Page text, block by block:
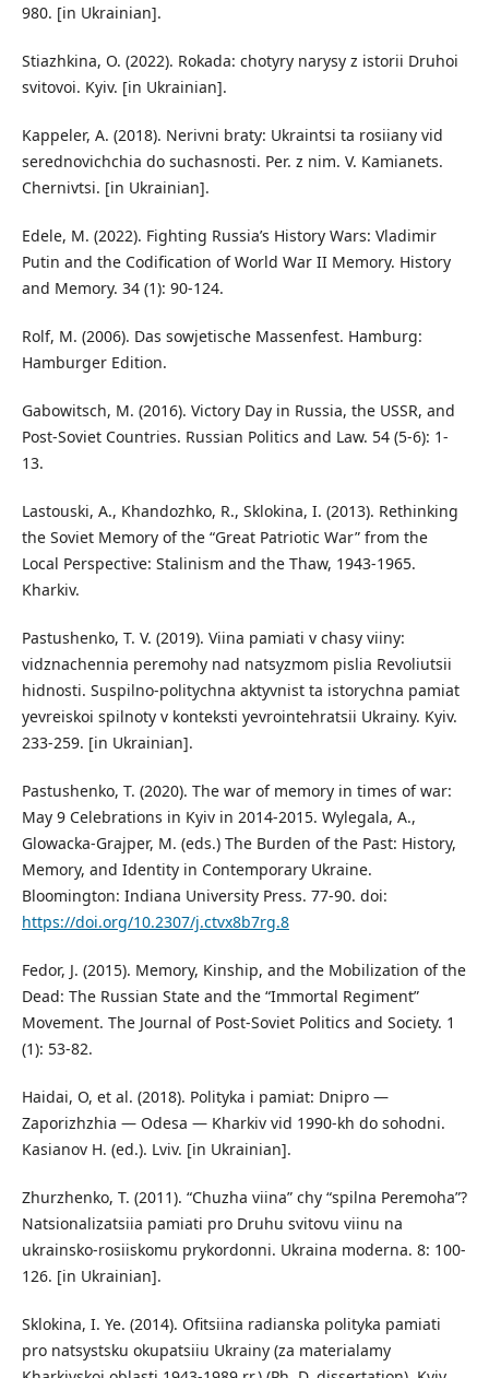
980. [in Ukrainian].
Stiazhkina, O. (2022). Rokada: chotyry narysy z istorii Druhoi
svitovoi. Kyiv. [in Ukrainian].
Kappeler, A. (2018). Nerivni braty: Ukraintsi ta rosiiany vid
serednovichchia do suchasnosti. Per. z nim. V. Kamianets.
Chernivtsi. [in Ukrainian].
Edele, M. (2022). Fighting Russia’s History Wars: Vladimir
Putin and the Codification of World War II Memory. History
and Memory. 34 (1): 90-124.
Rolf, M. (2006). Das sowjetische Massenfest. Hamburg:
Hamburger Edition.
Gabowitsch, M. (2016). Victory Day in Russia, the USSR, and
Post-Soviet Countries. Russian Politics and Law. 54 (5-6): 1-
13.
Lastouski, A., Khandozhko, R., Sklokina, I. (2013). Rethinking
the Soviet Memory of the “Great Patriotic War” from the
Local Perspective: Stalinism and the Thaw, 1943-1965.
Kharkiv.
Pastushenko, T. V. (2019). Viina pamiati v chasy viiny:
vidznachennia peremohy nad natsyzmom pislia Revoliutsii
hidnosti. Suspilno-politychna aktyvnist ta istorychna pamiat
yevreiskoi spilnoty v konteksti yevrointehratsii Ukrainy. Kyiv.
233-259. [in Ukrainian].
Pastushenko, T. (2020). The war of memory in times of war:
May 9 Celebrations in Kyiv in 2014-2015. Wylegala, A.,
Glowacka-Grajper, M. (eds.) The Burden of the Past: History,
Memory, and Identity in Contemporary Ukraine.
Bloomington: Indiana University Press. 77-90. doi:
https://doi.org/10.2307/j.ctvx8b7rg.8
Fedor, J. (2015). Memory, Kinship, and the Mobilization of the
Dead: The Russian State and the “Immortal Regiment”
Movement. The Journal of Post-Soviet Politics and Society. 1
(1): 53-82.
Haidai, O, et al. (2018). Polityka i pamiat: Dnipro —
Zaporizhzhia — Odesa — Kharkiv vid 1990-kh do sohodni.
Kasianov H. (ed.). Lviv. [in Ukrainian].
Zhurzhenko, T. (2011). “Chuzha viina” chy “spilna Peremoha”?
Natsionalizatsiia pamiati pro Druhu svitovu viinu na
ukrainsko-rosiiskomu prykordonni. Ukraina moderna. 8: 100-
126. [in Ukrainian].
Sklokina, I. Ye. (2014). Ofitsiina radianska polityka pamiati
pro natsystsku okupatsiiu Ukrainy (za materialamy